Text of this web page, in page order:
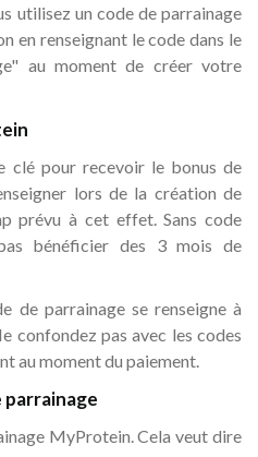
utilisez un code de parrainage
en renseignant le code dans le
au moment de créer votre
clé pour recevoir le bonus de
lors de la création de
prévu à cet effet. Sans code
bénéficier des 3 mois de
de parrainage se renseigne à
confondez pas avec les codes
au moment du paiement.
parrainage
MyProtein. Cela veut dire